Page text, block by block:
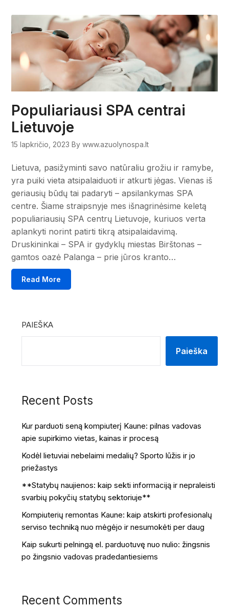
Populiariausi SPA centrai
Lietuvoje
15 lapkričio, 2023 By www.azuolynospa.lt
Lietuva, pasižyminti savo natūraliu grožiu ir ramybe,
yra puiki vieta atsipalaiduoti ir atkurti jėgas. Vienas iš
geriausių būdų tai padaryti – apsilankymas SPA
centre. Šiame straipsnyje mes išnagrinėsime keletą
populiariausių SPA centrų Lietuvoje, kuriuos verta
aplankyti norint patirti tikrą atsipalaidavimą.
Druskininkai – SPA ir gydyklų miestas Birštonas –
gamtos oazė Palanga – prie jūros kranto…
Read More
PAIEŠKA
Paieška
Recent Posts
Kur parduoti seną kompiuterį Kaune: pilnas vadovas
apie supirkimo vietas, kainas ir procesą
Kodėl lietuviai nebelaimi medalių? Sporto lūžis ir jo
priežastys
**Statybų naujienos: kaip sekti informaciją ir nepraleisti
svarbių pokyčių statybų sektoriuje**
Kompiuterių remontas Kaune: kaip atskirti profesionalų
serviso techniką nuo mėgėjo ir nesumokėti per daug
Kaip sukurti pelningą el. parduotuvę nuo nulio: žingsnis
po žingsnio vadovas pradedantiesiems
Recent Comments